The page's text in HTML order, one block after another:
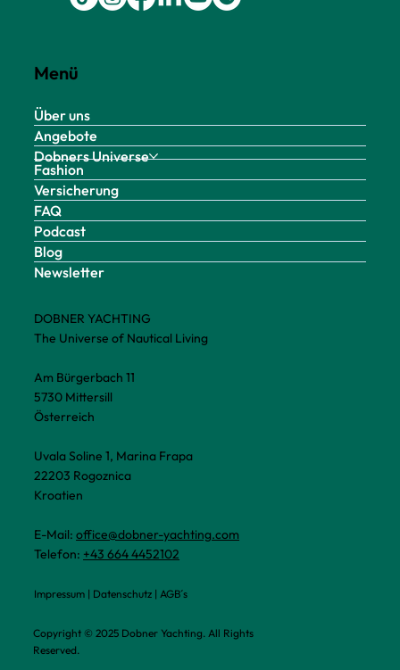
DOBNER YACHTING
The Universe of Nautical Living
Am Bürgerbach 11
5730 Mittersill
Österreich
Uvala Soline 1, Marina Frapa
22203 Rogoznica
Kroatien
E-Mail:office@dobner-yachting.com
Telefon: +43 664 4452102
Copyright © 2025 Dobner Yachting. All Rights
Reserved.
Impressum| Datenschutz| AGB´s
Menü
Über uns
Angebote
Dobners Universe
Fashion
Versicherung
FAQ
Podcast
Blog
Newsletter